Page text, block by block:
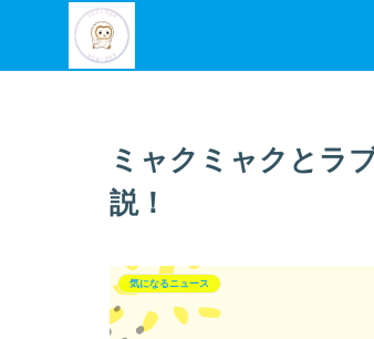
ミャクミャクとラ
説！
気になるニュース